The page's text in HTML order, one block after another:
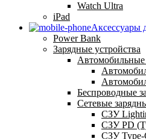
Watch Ultra
iPad
Аксессуары
Power Bank
Зарядные устройства
Автомобильные
Беспроводные
Сетевые
СЗУ
СЗУ PD
СЗУ Type-